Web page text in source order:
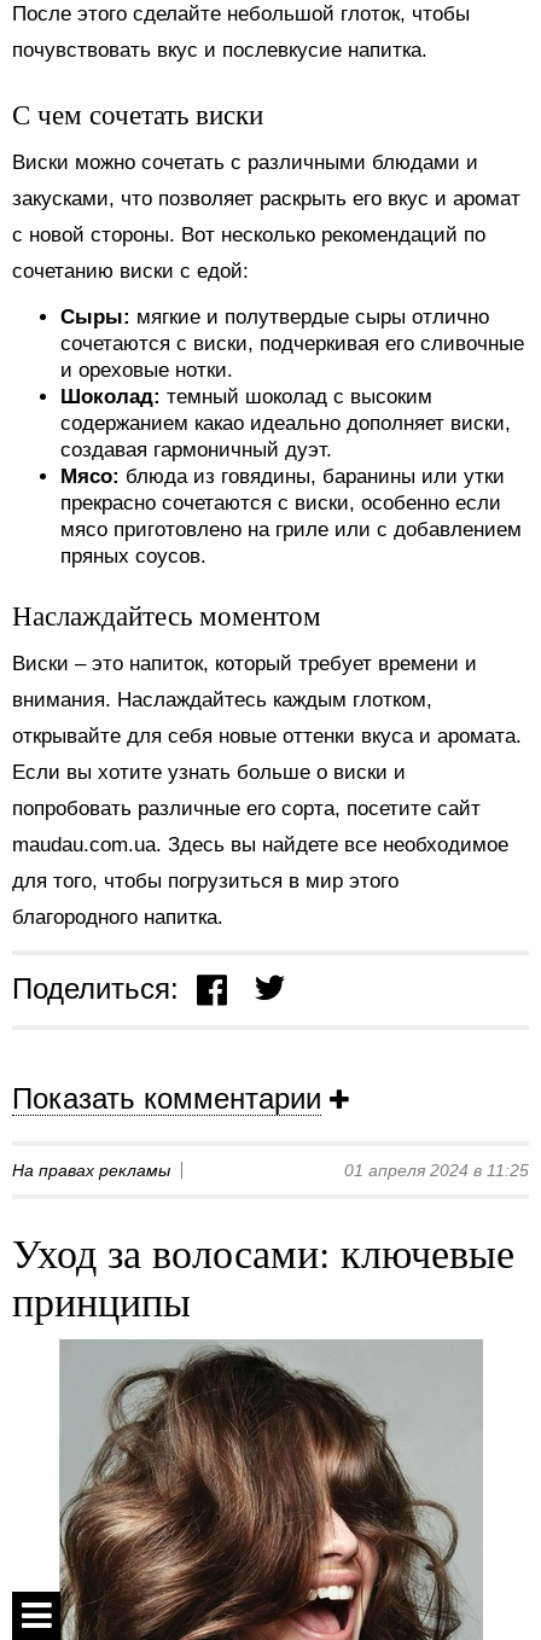
После этого сделайте небольшой глоток, чтобы
почувствовать вкус и послевкусие напитка.
С чем сочетать виски
Виски можно сочетать с различными блюдами и
закусками, что позволяет раскрыть его вкус и аромат
с новой стороны. Вот несколько рекомендаций по
сочетанию виски с едой:
Сыры: мягкие и полутвердые сыры отлично
сочетаются с виски, подчеркивая его сливочные
и ореховые нотки.
Шоколад: темный шоколад с высоким
содержанием какао идеально дополняет виски,
создавая гармоничный дуэт.
Мясо: блюда из говядины, баранины или утки
прекрасно сочетаются с виски, особенно если
мясо приготовлено на гриле или с добавлением
пряных соусов.
Наслаждайтесь моментом
Виски – это напиток, который требует времени и
внимания. Наслаждайтесь каждым глотком,
открывайте для себя новые оттенки вкуса и аромата.
Если вы хотите узнать больше о виски и
попробовать различные его сорта, посетите сайт
maudau.com.ua. Здесь вы найдете все необходимое
для того, чтобы погрузиться в мир этого
благородного напитка.
Поделиться:
Показать комментарии
На правах рекламы 01 апреля 2024 в 11:25
Уход за волосами: ключевые
принципы